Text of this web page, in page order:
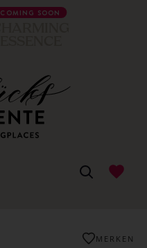
COMING SOON
MERKEN